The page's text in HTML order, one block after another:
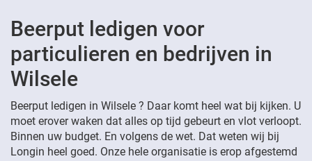
Beerput ledigen voor
particulieren en bedrijven in
Wilsele
Beerput ledigen in Wilsele ? Daar komt heel wat bij kijken. U
moet erover waken dat alles op tijd gebeurt en vlot verloopt.
Binnen uw budget. En volgens de wet. Dat weten wij bij
Longin heel goed. Onze hele organisatie is erop afgestemd